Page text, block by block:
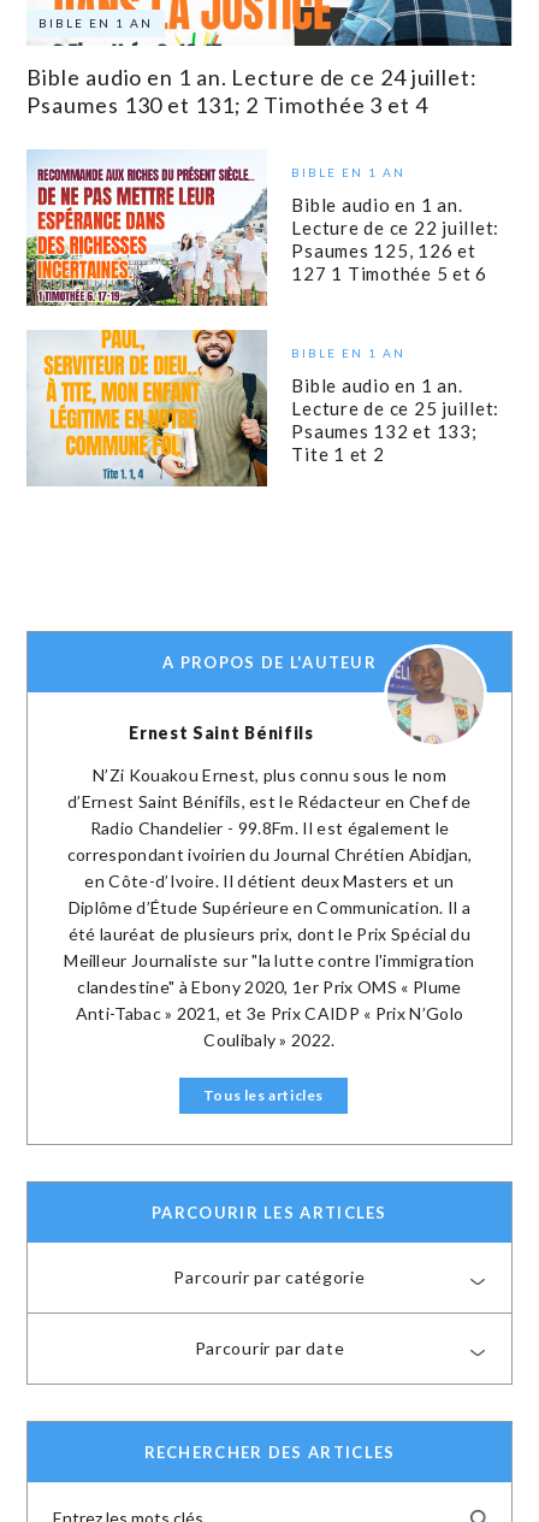
BIBLE EN 1 AN
Bible audio en 1 an. Lecture de ce 24 juillet:
Psaumes 130 et 131; 2 Timothée 3 et 4
BIBLE EN 1 AN
Bible audio en 1 an.
Lecture de ce 22 juillet:
Psaumes 125, 126 et
127 1 Timothée 5 et 6
BIBLE EN 1 AN
Bible audio en 1 an.
Lecture de ce 25 juillet:
Psaumes 132 et 133;
Tite 1 et 2
A PROPOS DE L'AUTEUR
Ernest Saint Bénifils
N’Zi Kouakou Ernest, plus connu sous le nom
d’Ernest Saint Bénifils, est le Rédacteur en Chef de
Radio Chandelier - 99.8Fm. Il est également le
correspondant ivoirien du Journal Chrétien Abidjan,
en Côte-d’Ivoire. Il détient deux Masters et un
Diplôme d’Étude Supérieure en Communication. Il a
été lauréat de plusieurs prix, dont le Prix Spécial du
Meilleur Journaliste sur "la lutte contre l'immigration
clandestine" à Ebony 2020, 1er Prix OMS « Plume
Anti-Tabac » 2021, et 3e Prix CAIDP « Prix N’Golo
Coulibaly » 2022.
Tous les articles
PARCOURIR LES ARTICLES
Parcourir par catégorie
Parcourir par date
RECHERCHER DES ARTICLES